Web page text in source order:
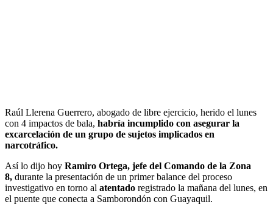
Raúl Llerena Guerrero, abogado de libre ejercicio, herido el lunes
con 4 impactos de bala, habría incumplido con asegurar la
excarcelación de un grupo de sujetos implicados en
narcotráfico.
Así lo dijo hoy Ramiro Ortega, jefe del Comando de la Zona
8, durante la presentación de un primer balance del proceso
investigativo en torno al atentado registrado la mañana del lunes, en
el puente que conecta a Samborondón con Guayaquil.